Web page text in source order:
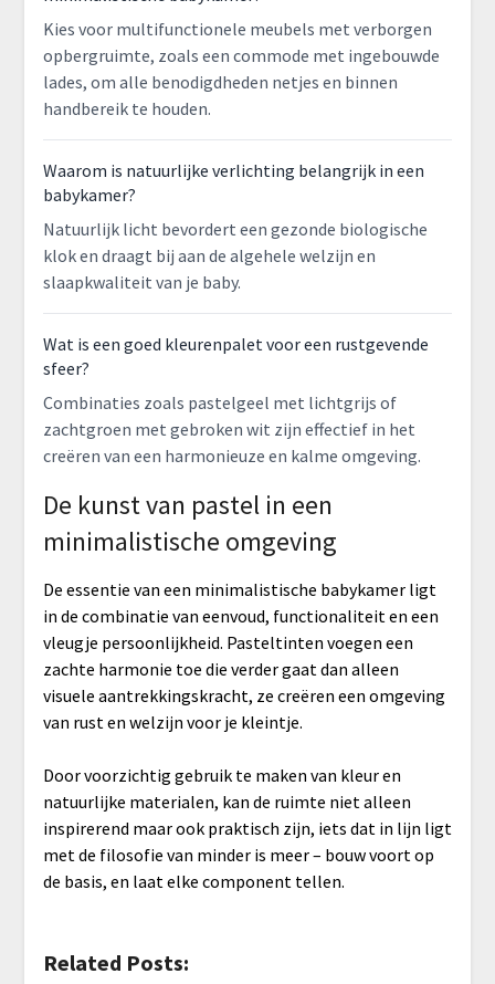
Kies voor multifunctionele meubels met verborgen
opbergruimte, zoals een commode met ingebouwde
lades, om alle benodigdheden netjes en binnen
handbereik te houden.
Waarom is natuurlijke verlichting belangrijk in een
babykamer?
Natuurlijk licht bevordert een gezonde biologische
klok en draagt bij aan de algehele welzijn en
slaapkwaliteit van je baby.
Wat is een goed kleurenpalet voor een rustgevende
sfeer?
Combinaties zoals pastelgeel met lichtgrijs of
zachtgroen met gebroken wit zijn effectief in het
creëren van een harmonieuze en kalme omgeving.
De kunst van pastel in een
minimalistische omgeving
De essentie van een minimalistische babykamer ligt
in de combinatie van eenvoud, functionaliteit en een
vleugje persoonlijkheid. Pasteltinten voegen een
zachte harmonie toe die verder gaat dan alleen
visuele aantrekkingskracht, ze creëren een omgeving
van rust en welzijn voor je kleintje.
Door voorzichtig gebruik te maken van kleur en
natuurlijke materialen, kan de ruimte niet alleen
inspirerend maar ook praktisch zijn, iets dat in lijn ligt
met de filosofie van minder is meer – bouw voort op
de basis, en laat elke component tellen.
Related Posts: